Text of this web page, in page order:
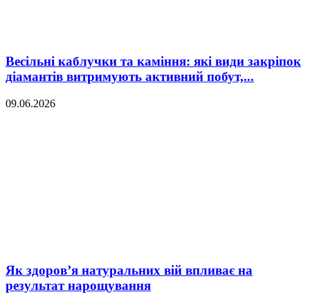
Весільні каблучки та каміння: які види закріпок
діамантів витримують активний побут,...
09.06.2026
Як здоров’я натуральних вій впливає на
результат нарощування